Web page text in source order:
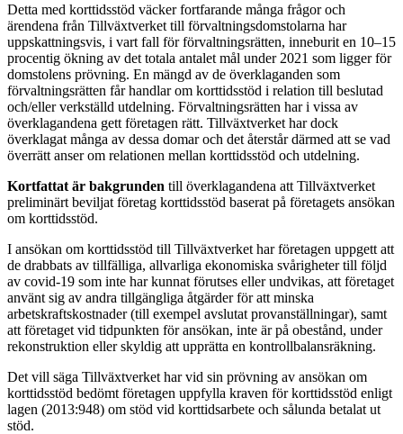
Detta med korttidsstöd väcker fortfarande många frågor och
ärendena från Tillväxtverket till förvaltningsdomstolarna har
uppskattningsvis, i vart fall för förvaltningsrätten, inneburit en 10–15
procentig ökning av det totala antalet mål under 2021 som ligger för
domstolens prövning. En mängd av de överklaganden som
förvaltningsrätten får handlar om korttidsstöd i relation till beslutad
och/eller verkställd utdelning. Förvaltningsrätten har i vissa av
överklagandena gett företagen rätt. Tillväxtverket har dock
överklagat många av dessa domar och det återstår därmed att se vad
överrätt anser om relationen mellan korttidsstöd och utdelning.
Kortfattat är bakgrunden till överklagandena att Tillväxtverket
preliminärt beviljat företag korttidsstöd baserat på företagets ansökan
om korttidsstöd.
I ansökan om korttidsstöd till Tillväxtverket har företagen uppgett att
de drabbats av tillfälliga, allvarliga ekonomiska svårigheter till följd
av covid-19 som inte har kunnat förutses eller undvikas, att företaget
använt sig av andra tillgängliga åtgärder för att minska
arbetskraftskostnader (till exempel avslutat provanställningar), samt
att företaget vid tidpunkten för ansökan, inte är på obestånd, under
rekonstruktion eller skyldig att upprätta en kontrollbalansräkning.
Det vill säga Tillväxtverket har vid sin prövning av ansökan om
korttidsstöd bedömt företagen uppfylla kraven för korttidsstöd enligt
lagen (2013:948) om stöd vid korttidsarbete och sålunda betalat ut
stöd.